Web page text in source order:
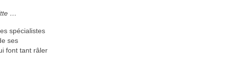
…
spécialistes
ses
font tant râler